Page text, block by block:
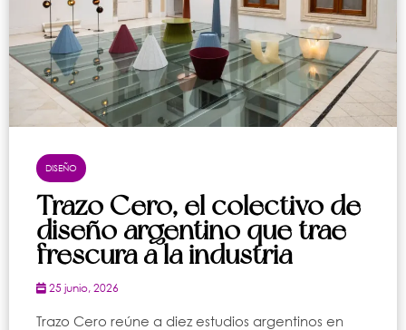
DISEÑO
Trazo Cero, el colectivo de
diseño argentino que trae
frescura a la industria
25 junio, 2026
Trazo Cero reúne a diez estudios argentinos en